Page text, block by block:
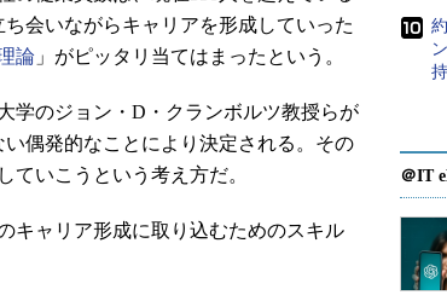
ち会いながらキャリアを形成していった
論 」がピッタリ当てはまったという。
学のジョン・D・クランボルツ教授らが
偶発的なことにより決定される。その
ていこうという考え方だ。
キャリア形成に取り込むためのスキル
＠IT